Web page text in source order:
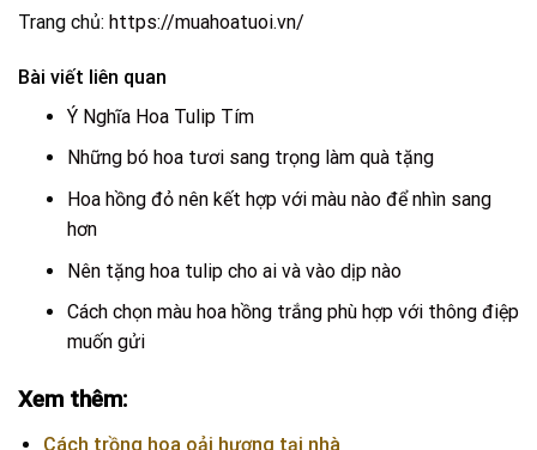
Trang chủ: https://muahoatuoi.vn/
Bài viết liên quan
Ý Nghĩa Hoa Tulip Tím
Những bó hoa tươi sang trọng làm quà tặng
Hoa hồng đỏ nên kết hợp với màu nào để nhìn sang
hơn
Nên tặng hoa tulip cho ai và vào dịp nào
Cách chọn màu hoa hồng trắng phù hợp với thông điệp
muốn gửi
Xem thêm:
Cách trồng hoa oải hương tại nhà